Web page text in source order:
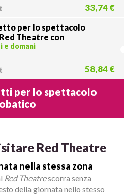
33,74 €
per lo spettacolo
Theatre con
e domani
58,84 €
per lo spettacolo
Red Theatre
nella stessa zona
Red Theatrescorra senza
della giornata nello stesso